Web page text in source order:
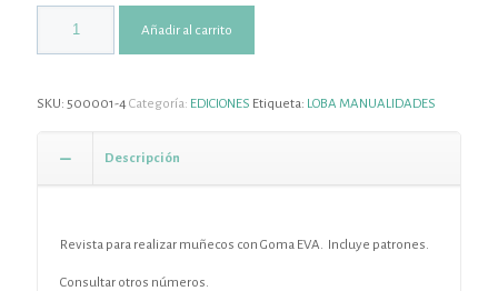
Añadir al carrito
SKU: 500001-4Categoría: EDICIONES Etiqueta: LOBA MANUALIDADES
Descripción
Revista para realizar muñecos con Goma EVA. Incluye patrones.
Consultar otros números.